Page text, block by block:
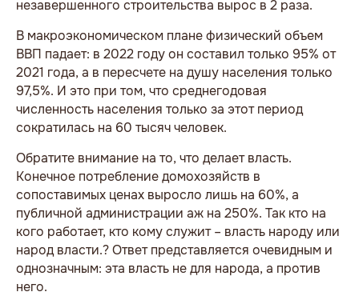
незавершенного строительства вырос в 2 раза.
В макроэкономическом плане физический объем
ВВП падает: в 2022 году он составил только 95% от
2021 года, а в пересчете на душу населения только
97,5%. И это при том, что среднегодовая
численность населения только за этот период
сократилась на 60 тысяч человек.
Обратите внимание на то, что делает власть.
Конечное потребление домохозяйств в
сопоставимых ценах выросло лишь на 60%, а
публичной администрации аж на 250%. Так кто на
кого работает, кто кому служит – власть народу или
народ власти.? Ответ представляется очевидным и
однозначным: эта власть не для народа, а против
него.